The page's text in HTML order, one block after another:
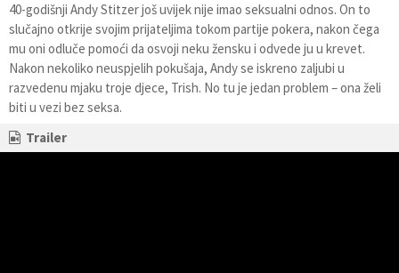
40-godišnji Andy Stitzer još uvijek nije imao seksualni odnos. On to
slučajno otkrije svojim prijateljima tokom partije pokera, nakon čega
mu oni odluče pomoći da osvoji neku žensku i odvede ju u krevet.
Nakon nekoliko neuspjelih pokušaja, Andy se iskreno zaljubi u
razvedenu mjaku troje djece, Trish. No tu je jedan problem – ona želi
biti u vezi bez seksa.
Trailer